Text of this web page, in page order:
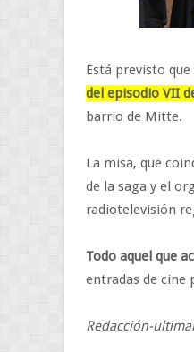
Está previsto
del episodio VII
barrio de Mitte.
La misa, que
de la saga y el
radiotelevisión
Todo aquel que
entradas de cine
Redacción-